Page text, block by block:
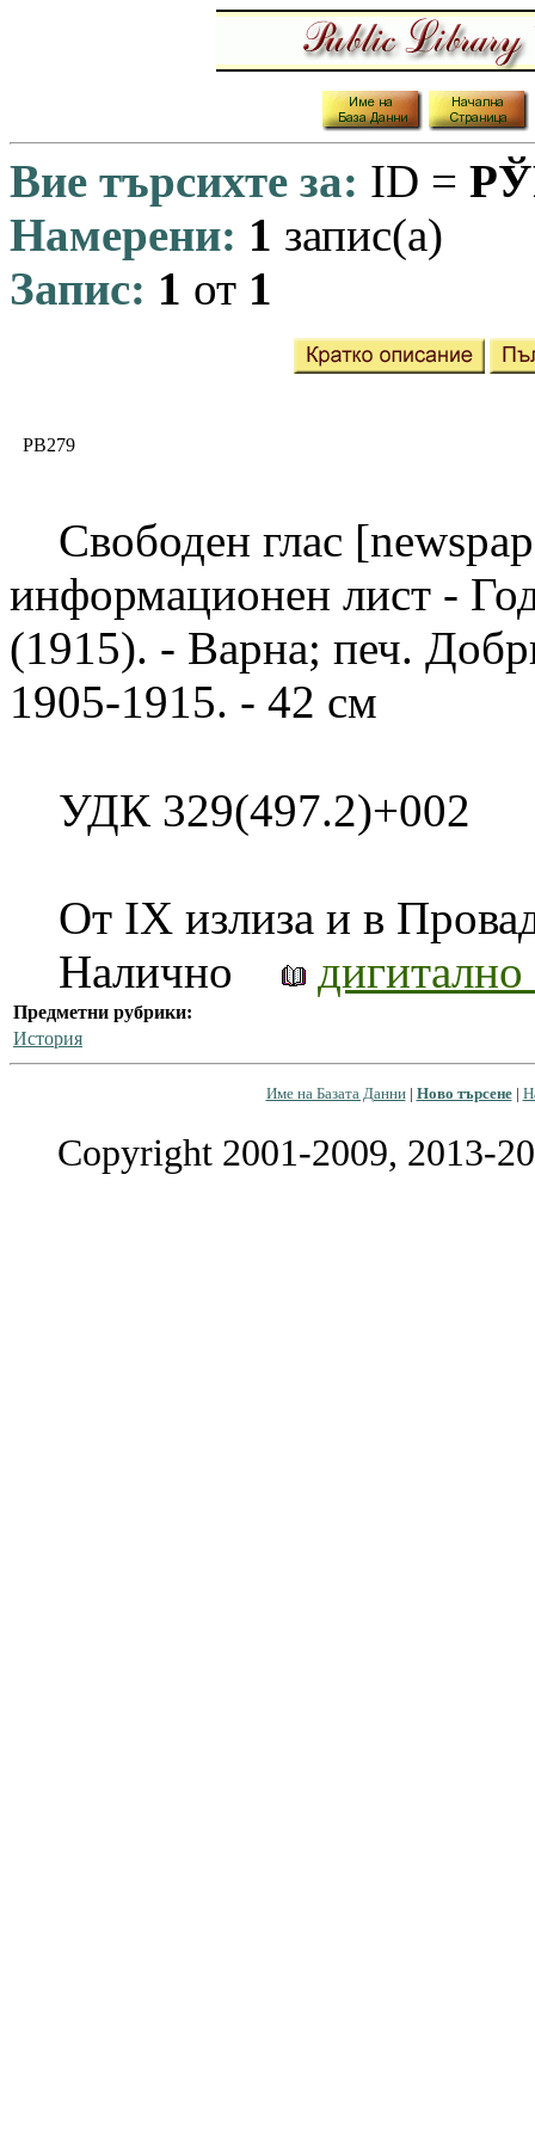
Вие търсихте за: ID =
Намерени: 1 запис(а)
Запис: 1 от 1
РВ279
Свободен глас
информационен лист -
(1915). - Варна; печ.
1905-1915. - 42 см
УДК 329(497.2)+002
От IX излиза и в
Налично
Предметни рубрики:
История
Име на Базата Данни| Ново търсене|
Copyright 2001-2009, 2013-